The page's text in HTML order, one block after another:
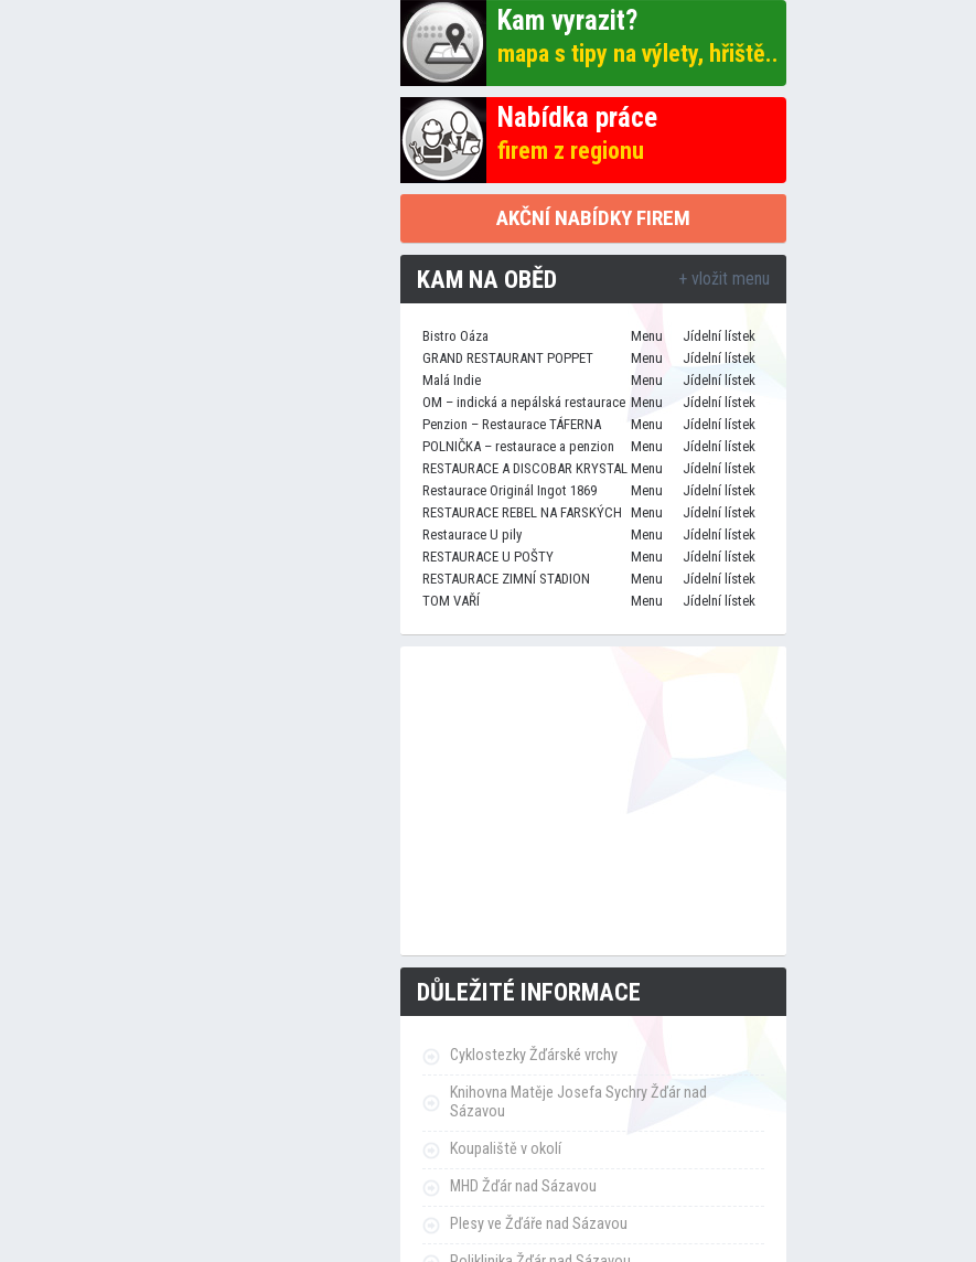
Kam vyrazit?
mapa s tipy na výlety, hřiště..
Nabídka práce
firem z regionu
AKČNÍ NABÍDKY FIREM
KAM NA OBĚD + vložit menu
Bistro Oáza Menu
Jídelní lístek
GRAND RESTAURANT POPPET
Menu
Jídelní lístek
Malá Indie
Menu
Jídelní lístek
OM – indická a nepálská restaurace Menu
Jídelní lístek
Penzion – Restaurace TÁFERNA
Menu
Jídelní lístek
POLNIČKA – restaurace a penzion
Menu
Jídelní lístek
RESTAURACE A DISCOBAR KRYSTAL Menu
Jídelní lístek
Restaurace Originál Ingot 1869
Menu
Jídelní lístek
RESTAURACE REBEL NA FARSKÝCH Menu
Jídelní lístek
Restaurace U pily
Menu
Jídelní lístek
RESTAURACE U POŠTY
Menu
Jídelní lístek
RESTAURACE ZIMNÍ STADION
Menu
Jídelní lístek
TOM VAŘÍ
Menu Jídelní lístek
DŮLEŽITÉ INFORMACE
Cyklostezky Žďárské vrchy
Knihovna Matěje Josefa Sychry Žďár nad
Sázavou
Koupaliště v okolí
MHD Žďár nad Sázavou
Plesy ve Žďáře nad Sázavou